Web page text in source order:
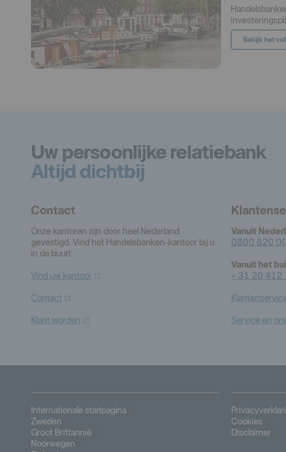
Bekijk het
Uw persoonlijke relatiebank
Altijd dichtbij
Contact
Onze kantoren zijn door heel Nederland
gevestigd. Vind het Handelsbanken-kantoor bij u
in de buurt.
Vind uw kantoor
Contact
Klant worden
Vanuit
0800 820
Vanuit het
+ 31 20 412
Service en
Internationale startpagina
Zweden
Groot Brittannië
Noorwegen
Cookies
Disclaimer